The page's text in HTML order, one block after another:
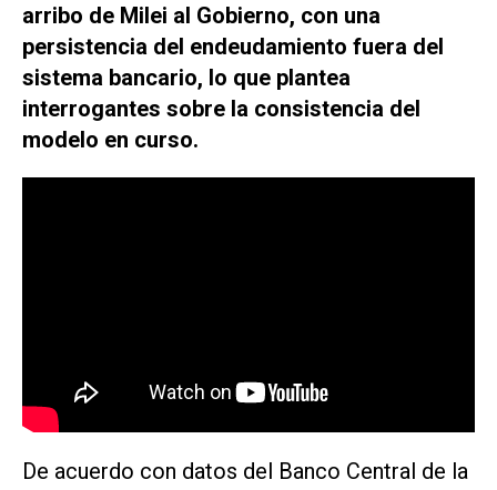
arribo de Milei al Gobierno, con una
persistencia del endeudamiento fuera del
sistema bancario, lo que plantea
interrogantes sobre la consistencia del
modelo en curso.
De acuerdo con datos del Banco Central de la